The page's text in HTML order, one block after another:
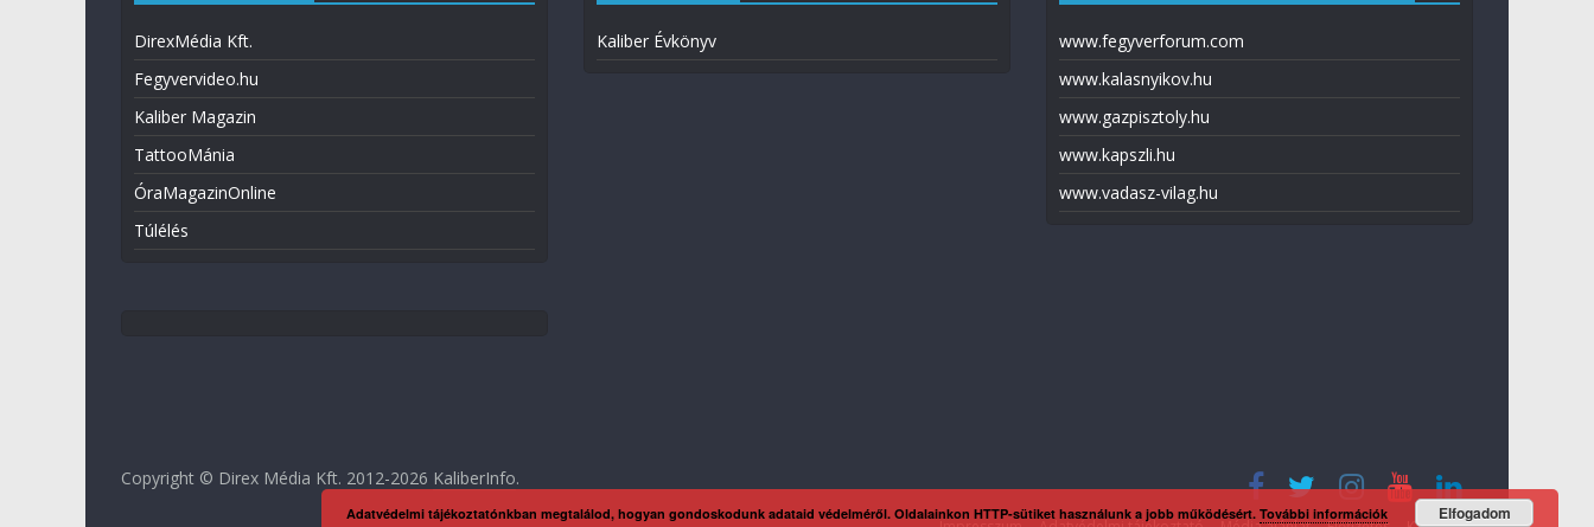
DirexMédia Kft.
Fegyvervideo.hu
Kaliber Magazin
TattooMánia
ÓraMagazinOnline
Túlélés
Kaliber Évkönyv
www.fegyverforum.com
www.kalasnyikov.hu
www.gazpisztoly.hu
www.kapszli.hu
www.vadasz-vilag.hu
Copyright © Direx Média Kft. 2012-2026 KaliberInfo.
Adatvédelmi tájékoztatónkban megtalálod, hogyan gondoskodunk adataid védelméről. Oldalainkon HTTP-sütiket használunk a jobb működésért. További információk Elfogadom